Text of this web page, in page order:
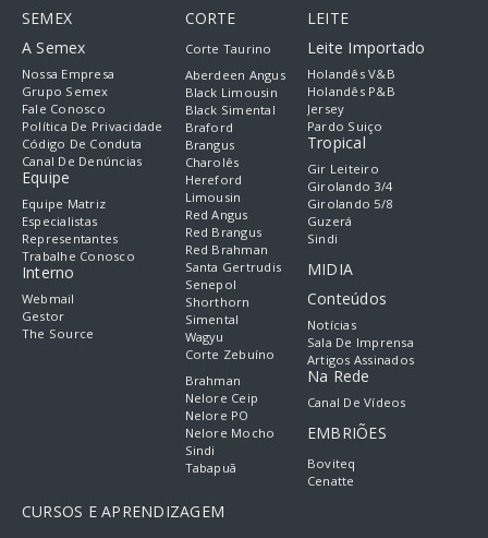
SEMEX
A Semex
Nossa Empresa
Grupo Semex
Fale Conosco
Política De Privacidade
Código De Conduta
Canal De Denúncias
Equipe
Equipe Matriz
Especialistas
Representantes
Trabalhe Conosco
Interno
Webmail
Gestor
The Source
CORTE
Corte Taurino
Aberdeen Angus
Black Limousin
Black Simental
Braford
Brangus
Charolês
Hereford
Limousin
Red Angus
Red Brangus
Red Brahman
Santa Gertrudis
Senepol
Shorthorn
Simental
Wagyu
Corte Zebuíno
Brahman
Nelore Ceip
Nelore PO
Nelore Mocho
Sindi
Tabapuã
LEITE
Leite Importado
Holandês V&B
Holandês P&B
Jersey
Pardo Suiço
Tropical
Gir Leiteiro
Girolando 3/4
Girolando 5/8
Guzerá
Sindi
MIDIA
Conteúdos
Notícias
Sala De Imprensa
Artigos Assinados
Na Rede
Canal De Vídeos
EMBRIÕES
Boviteq
Cenatte
CURSOS E APRENDIZAGEM